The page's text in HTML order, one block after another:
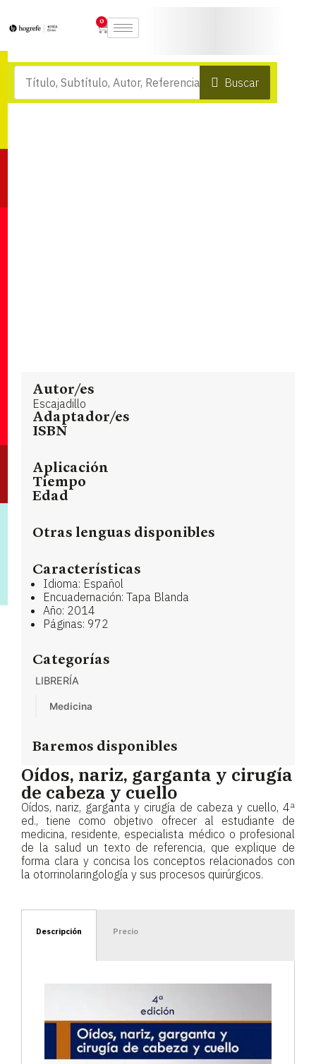
0
Buscar
Autor/es
Escajadillo
Adaptador/es
ISBN
Aplicación
Tiempo
Edad
Otras lenguas disponibles
Características
Idioma: Español
Encuadernación: Tapa Blanda
Año: 2014
Páginas: 972
Categorías
LIBRERÍA
Medicina
Baremos disponibles
Oídos, nariz, garganta y cirugía
de cabeza y cuello
Oídos, nariz, garganta y cirugía de cabeza y cuello, 4ª
ed., tiene como objetivo ofrecer al estudiante de
medicina, residente, especialista médico o profesional
de la salud un texto de referencia, que explique de
forma clara y concisa los conceptos relacionados con
la otorrinolaringología y sus procesos quirúrgicos.
Descripción Precio